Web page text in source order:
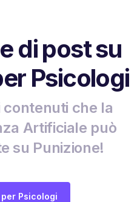
di post su
Psicologi
contenuti che la
Artificiale può
su Punizione!
Psicologi